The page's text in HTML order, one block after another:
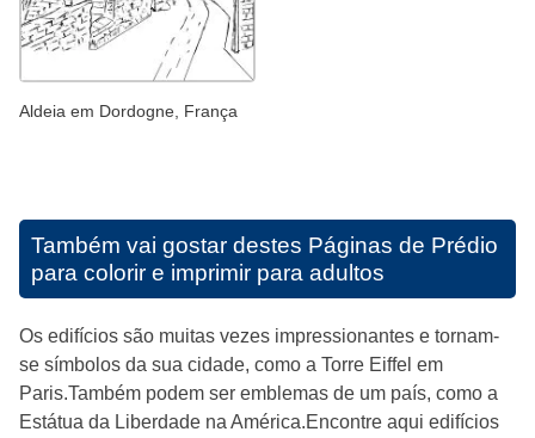
Aldeia em Dordogne, França
Também vai gostar destes Páginas de Prédio
para colorir e imprimir para adultos
Os edifícios são muitas vezes impressionantes e tornam-
se símbolos da sua cidade, como a Torre Eiffel em
Paris.Também podem ser emblemas de um país, como a
Estátua da Liberdade na América.Encontre aqui edifícios